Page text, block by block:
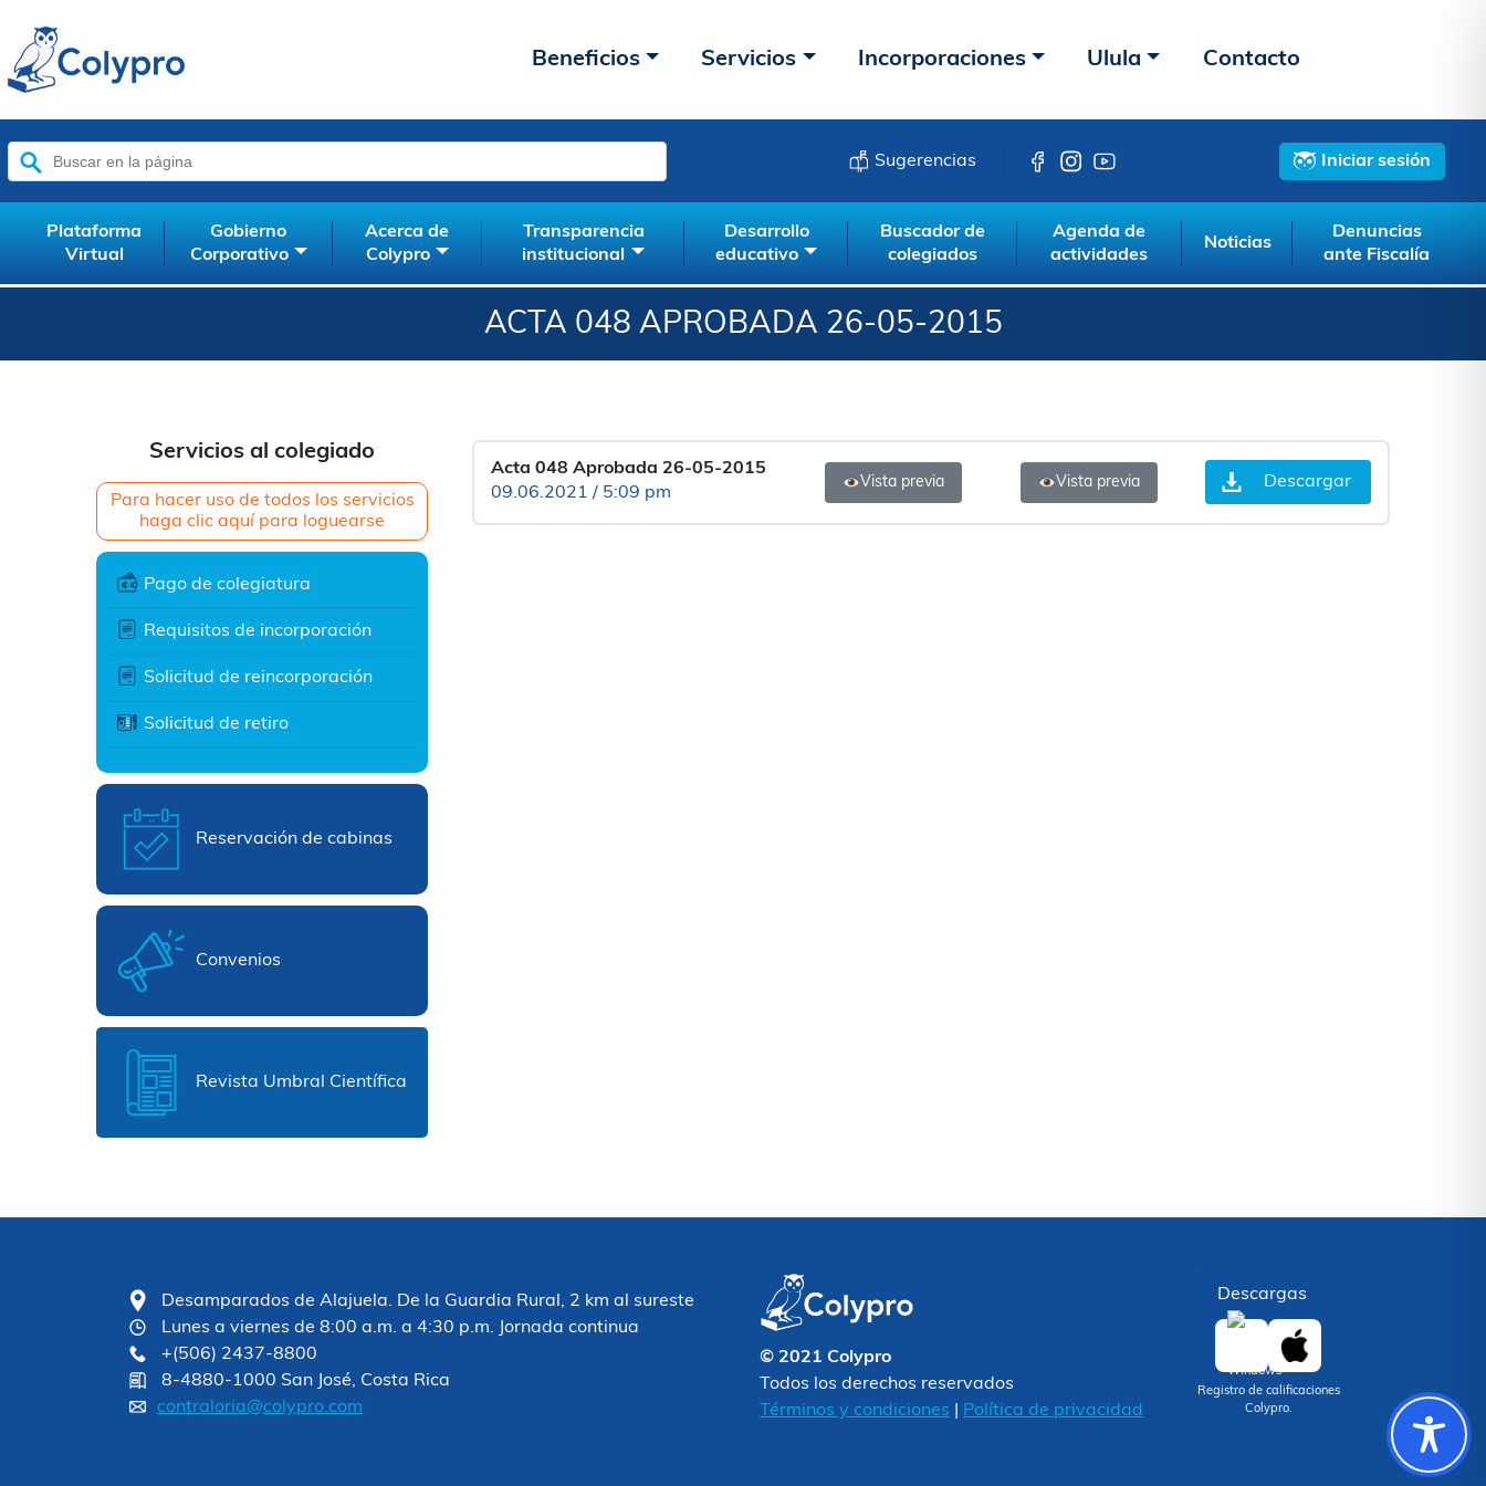
Beneficios Servicios Incorporaciones Ulula Contacto
Buscar:
Sugerencias Iniciar sesión
Plataforma
Virtual
Gobierno
Corporativo
Acerca de
Colypro
Transparencia
institucional
Desarrollo
educativo
Buscador de
colegiados
Agenda de
actividades
Noticias
Denuncias
ante Fiscalía
ACTA 048 APROBADA 26-05-2015
Servicios al colegiado
Para hacer uso de todos los servicios
haga clic aquí para loguearse
Pago de colegiatura
Requisitos de incorporación
Solicitud de reincorporación
Solicitud de retiro
Reservación de cabinas
Convenios
Revista Umbral Científica
Acta 048 Aprobada 26-05-2015
09.06.2021 / 5:09 pm
Vista previa Vista previa Descargar
Desamparados de Alajuela. De la Guardia Rural, 2 km al sureste
Lunes a viernes de 8:00 a.m. a 4:30 p.m. Jornada continua
+(506) 2437-8800
8-4880-1000 San José, Costa Rica
contraloria@colypro.com
© 2021 Colypro
Todos los derechos reservados
Términos y condiciones
Política de privacidad
Descargas
Registro de calificaciones
Colypro.